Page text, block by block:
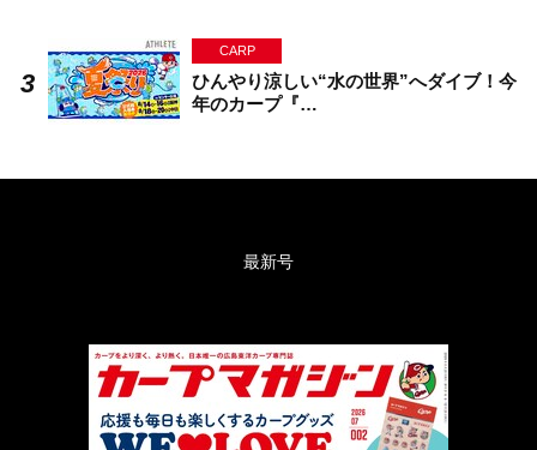
CARP
ひんやり涼しい“水の世界”へダイブ！今
年のカープ『…
最新号